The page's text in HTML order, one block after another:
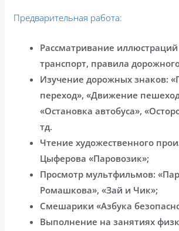
Предварительная работа:
Рассматривание
транспорт, правила
Изучение дорожных знаков:
переход», «Движение
«Остановка автобуса»,
тд.
Чтение художественного
Цыферова «Паровозик»;
Просмотр мультфильмов:
Ромашкова», «Зай и Чик»;
Смешарики «Азбука
Выполнение на занятиях